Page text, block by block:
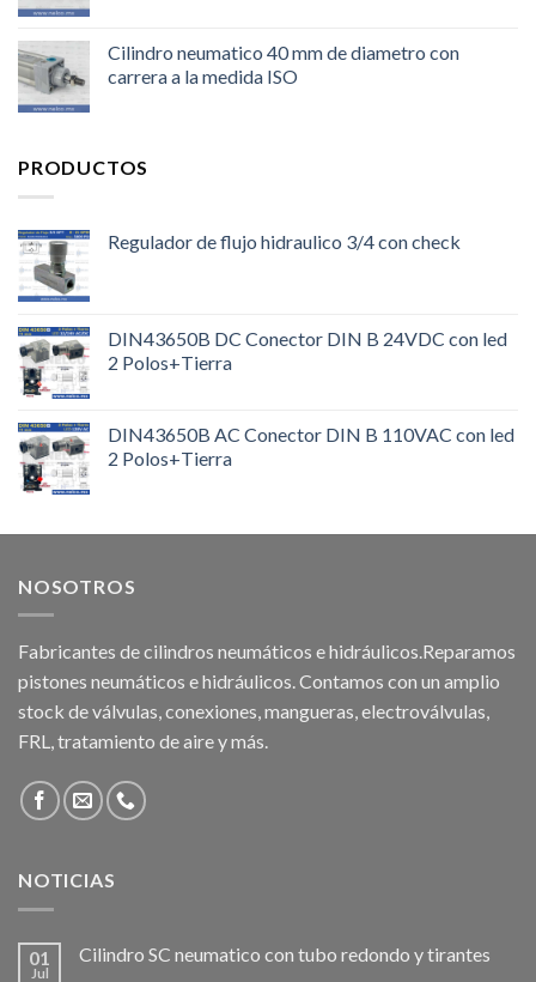
Cilindro neumatico 40 mm de diametro con
carrera a la medida ISO
PRODUCTOS
Regulador de flujo hidraulico 3/4 con check
DIN43650B DC Conector DIN B 24VDC con led
2 Polos+Tierra
DIN43650B AC Conector DIN B 110VAC con led
2 Polos+Tierra
NOSOTROS
Fabricantes de cilindros neumáticos e hidráulicos.Reparamos
pistones neumáticos e hidráulicos. Contamos con un amplio
stock de válvulas, conexiones, mangueras, electroválvulas,
FRL, tratamiento de aire y más.
NOTICIAS
01
Jul
Cilindro SC neumatico con tubo redondo y tirantes